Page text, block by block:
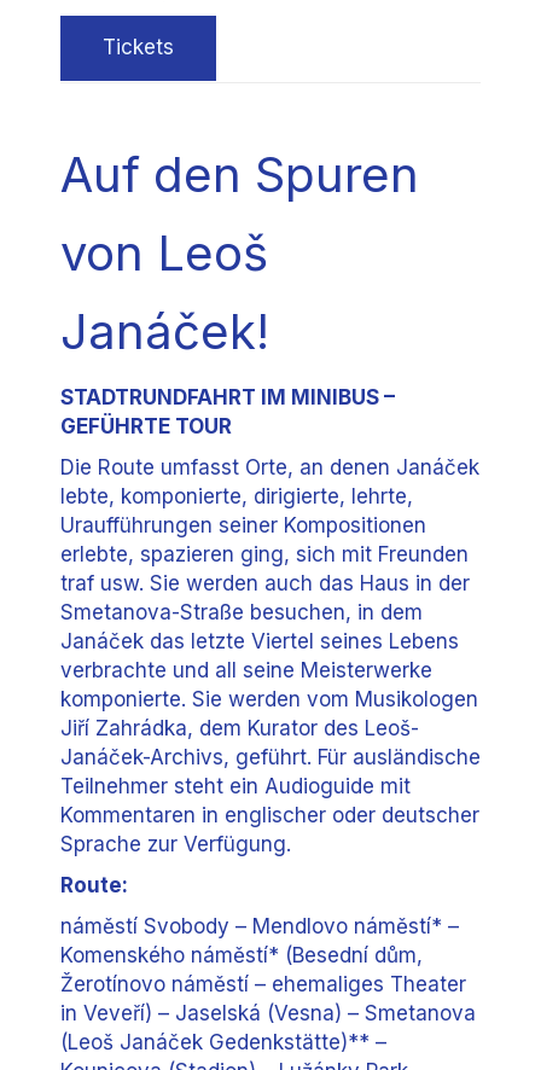
Tickets
Auf den Spuren
von Leoš
Janáček!
STADTRUNDFAHRT IM MINIBUS –
GEFÜHRTE TOUR
Die Route umfasst Orte, an denen Janáček
lebte, komponierte, dirigierte, lehrte,
Uraufführungen seiner Kompositionen
erlebte, spazieren ging, sich mit Freunden
traf usw. Sie werden auch das Haus in der
Smetanova-Straße besuchen, in dem
Janáček das letzte Viertel seines Lebens
verbrachte und all seine Meisterwerke
komponierte. Sie werden vom Musikologen
Jiří Zahrádka, dem Kurator des Leoš-
Janáček-Archivs, geführt. Für ausländische
Teilnehmer steht ein Audioguide mit
Kommentaren in englischer oder deutscher
Sprache zur Verfügung.
Route:
náměstí Svobody – Mendlovo náměstí* –
Komenského náměstí* (Besední dům,
Žerotínovo náměstí – ehemaliges Theater
in Veveří) – Jaselská (Vesna) – Smetanova
(Leoš Janáček Gedenkstätte)** –